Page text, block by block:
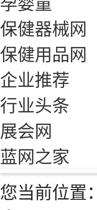
保健器械网
保健用品网
企业推荐
行业头条
展会网
蓝网之家
您当前位置：